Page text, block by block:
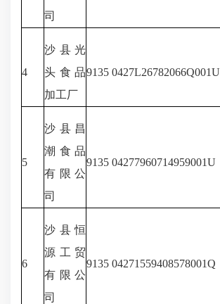
司
4
沙县光
头食品
加工厂
9135 0427L26782066Q001U
5
沙县昌
潮食品
有限公
司
9135 04277960714959001U
6
沙县恒
源工贸
有限公
司
9135 04271559408578001Q